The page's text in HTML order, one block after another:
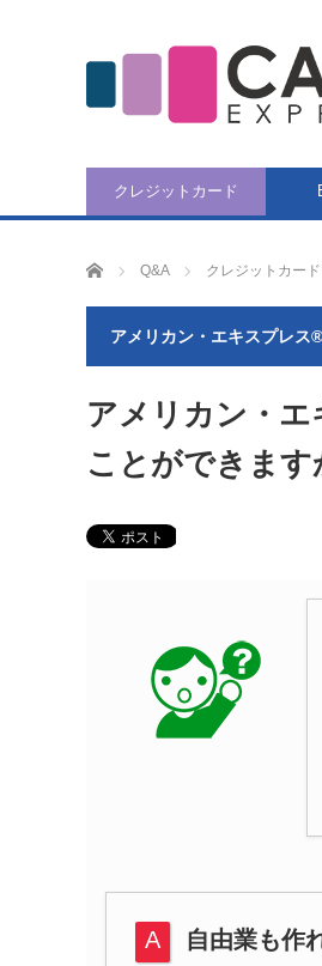
クレジットカード
CARD EXPRESS
Q&A クレジットカード
アメリカン・エキスプレス
アメリカン・
ことができます
自由業も作